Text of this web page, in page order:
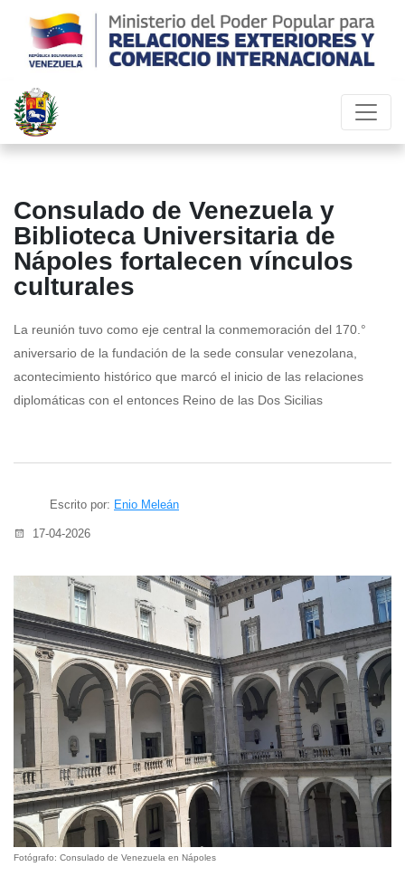
Consulado de Venezuela y
Biblioteca Universitaria de
Nápoles fortalecen vínculos
culturales
La reunión tuvo como eje central la conmemoración del 170.°
aniversario de la fundación de la sede consular venezolana,
acontecimiento histórico que marcó el inicio de las relaciones
diplomáticas con el entonces Reino de las Dos Sicilias
Escrito por: Enio Meleán
17-04-2026
Fotógrafo: Consulado de Venezuela en Nápoles